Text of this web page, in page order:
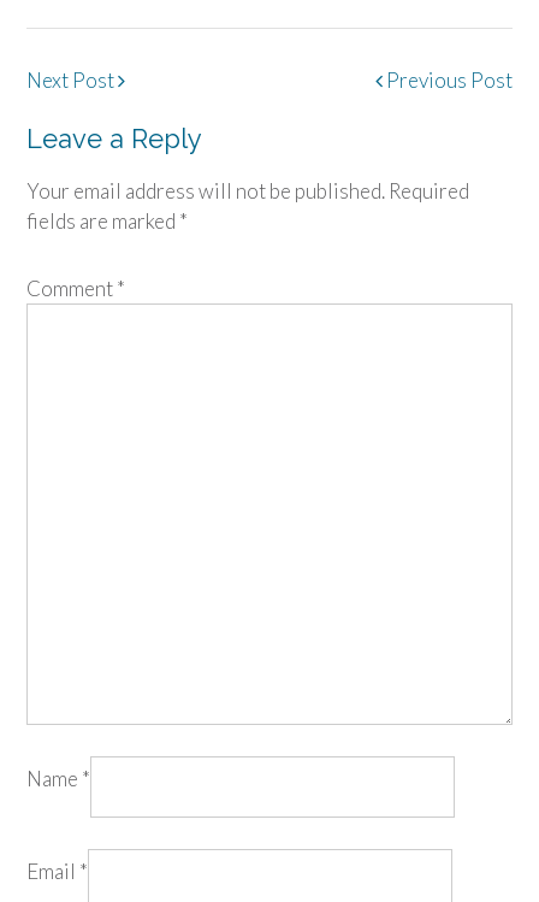
Post
Previous Post
Next Post
Leave a Reply
Your email address will not be published. Required
fields are marked *
Comment*
Name *
Email *